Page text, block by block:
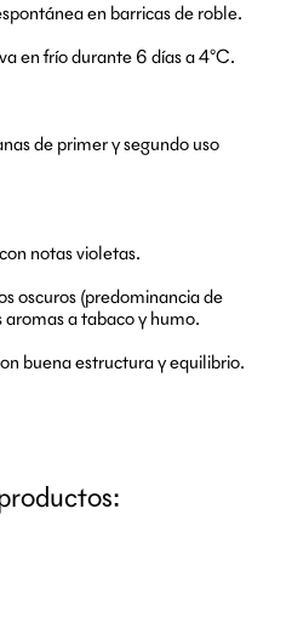
en barricas de roble.
en frío durante 6 días a 4°C.
de primer y segundo uso
notas violetas.
oscuros (predominancia de
a tabaco y humo.
buena estructura y equilibrio.